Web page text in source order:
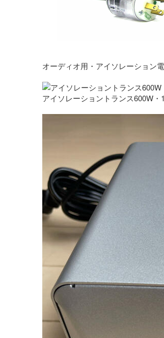
オーディオ用・アイソレーション
アイソレーショントランス600W